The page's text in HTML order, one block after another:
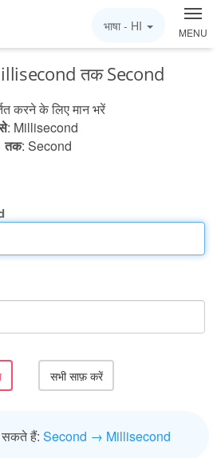
MENU
भाषा - HI
तक Second
करने के लिए मान भरें
: Millisecond
तक: Second
सकते हैं: Second → Millisecond